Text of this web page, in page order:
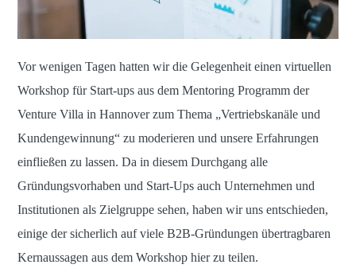
Vor wenigen Tagen hatten wir die Gelegenheit einen virtuellen
Workshop für Start-ups aus dem Mentoring Programm der
Venture Villa in Hannover zum Thema „Vertriebskanäle und
Kundengewinnung“ zu moderieren und unsere Erfahrungen
einfließen zu lassen. Da in diesem Durchgang alle
Gründungsvorhaben und Start-Ups auch Unternehmen und
Institutionen als Zielgruppe sehen, haben wir uns entschieden,
einige der sicherlich auf viele B2B-Gründungen übertragbaren
Kernaussagen aus dem Workshop hier zu teilen.